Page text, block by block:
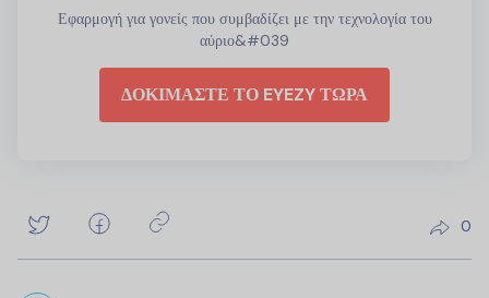
Εφαρμογή για γονείς που συμβαδίζει με την τεχνολογία του
αύριο&#039
ΔΟΚΙΜΑΣΤΕ ΤΟ EYEZY ΤΩΡΑ
0